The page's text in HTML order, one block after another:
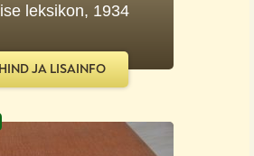
leksikon, 1934
HIND JA LISAINFO